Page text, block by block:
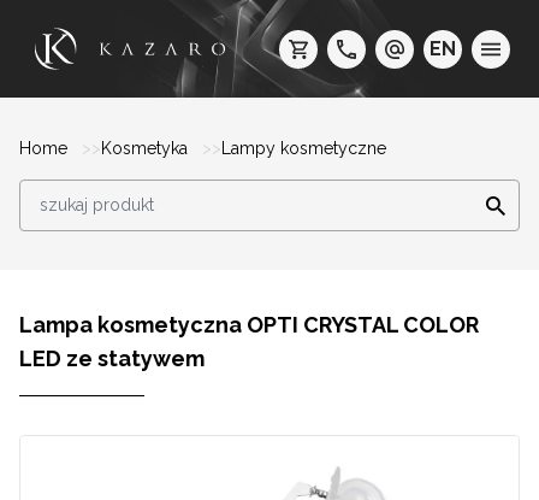
EN
Home Kosmetyka Lampy kosmetyczne
Lampa kosmetyczna OPTI CRYSTAL COLOR
LED ze statywem